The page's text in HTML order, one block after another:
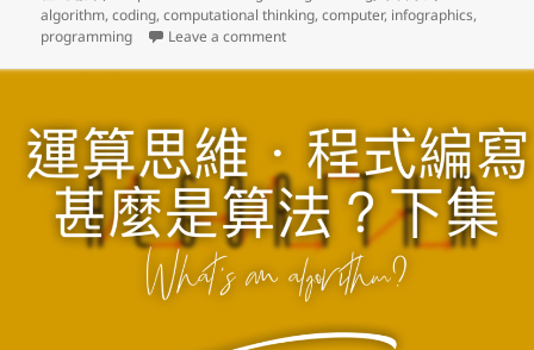
algorithm,coding,computational thinking,computer, infographics,
programming
Leave a commenton 運算思維及程式編寫學習系列 (14)